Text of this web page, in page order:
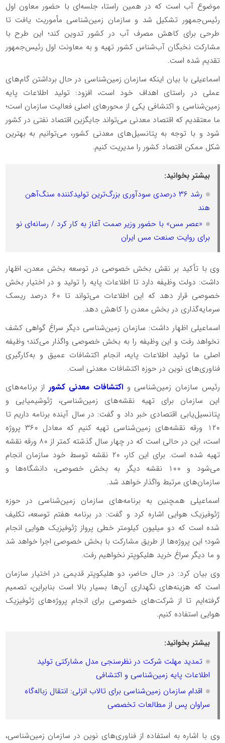
موضوع آب است که در همین راستا، جلسه‌ای با حضور معاون اول
رئیس‌جمهور تشکیل شد و سازمان زمین‌شناسی مأموریت یافت تا
طرحی برای کاهش مصرف آب در کشور تدوین کند؛ این طرح با
مشارکت نخبگان آب‌شناس کشور تهیه و به معاونت اول رئیس‌جمهور
تقدیم شده است.
اسماعیلی با بیان اینکه سازمان زمین‌شناسی در حال برداشتن گام‌های
عملی در راستای اهداف خود است، افزود: تولید اطلاعات پایه
زمین‌شناسی و اکتشافی یکی از محورهای اصلی فعالیت سازمان است؛
ما معتقدیم که اقتصاد معدنی می‌تواند جایگزین اقتصاد نفتی در کشور
شود و با توجه به پتانسیل‌های معدنی کشور، می‌توانیم به بهترین
شکل ممکن اقتصاد کشور را مدیریت کنیم.
بیشتر بخوانید:
رشد ۳۶ درصدی سودآوری بزرگ‌ترین تولیدکننده سنگ‌آهن
هند
«عصر مس» با حضور وزیر صمت آغاز به کار کرد / رسانه‌ای نو
برای روایت صنعت مس ایران
وی با تأکید بر نقش بخش خصوصی در توسعه بخش معدن، اظهار
داشت: دولت وظیفه دارد تا اطلاعات پایه را تولید و در اختیار بخش
خصوصی قرار دهد که این اطلاعات می‌تواند تا ۶۰ درصد ریسک
سرمایه‌گذاری در بخش معدن را کاهش دهد.
اسماعیلی اظهار داشت: سازمان زمین‌شناسی دیگر سراغ گواهی کشف
نخواهد رفت و این وظیفه را به بخش خصوصی واگذار می‌کند؛ وظیفه
اصلی ما تولید اطلاعات پایه، انجام اکتشافات عمیق و به‌کارگیری
فناوری‌های نوین در حوزه اکتشافات معدنی است.
رئیس سازمان زمین‌شناسی و اکتشافات معدنی کشور از برنامه‌های
این سازمان برای تهیه نقشه‌های زمین‌شناسی، ژئوشیمیایی و
پتانسیل‌یابی اقتصادی خبر داد و گفت: در سال آینده برنامه داریم تا
۱۲۰ ورقه نقشه‌های زمین‌شناسی تهیه کنیم که معادل ۳۶۰ پروژه
است، این در حالی است که در چهار سال گذشته کمتر از ۸۰ ورقه نقشه
تهیه شده است. برای این کار، ۲۰ نقشه توسط خود سازمان انجام
می‌شود و ۱۰۰ نقشه دیگر به بخش خصوصی، دانشگاه‌ها و
سازمان‌های مرتبط واگذار خواهد شد.
اسماعیلی همچنین به برنامه‌های سازمان زمین‌شناسی در حوزه
ژئوفیزیک هوایی اشاره کرد و گفت: در برنامه هفتم توسعه، تکلیف
شده است که دو میلیون کیلومتر خطی پرواز ژئوفیزیک هوایی انجام
شود؛ این پروژه‌ها از طریق مشارکت با بخش خصوصی اجرا خواهد شد
و ما دیگر سراغ خرید هلیکوپتر نخواهیم رفت.
وی بیان کرد: در حال حاضر، دو هلیکوپتر قدیمی در اختیار سازمان
است که هزینه‌های نگهداری آن‌ها بسیار بالا است بنابراین، تصمیم
گرفته‌ایم تا از شرکت‌های خصوصی برای انجام پروژه‌های ژئوفیزیک
هوایی استفاده کنیم.
بیشتر بخوانید:
تمدید مهلت شرکت در نظرسنجی مدل مشارکتی تولید
اطلاعات پایه زمین‌شناسی و اکتشافی
اقدام سازمان زمین‌شناسی برای تالاب انزلی: انتقال زباله‌گاه
سراوان پس از مطالعات تخصصی
وی با اشاره به استفاده از فناوری‌های نوین در سازمان زمین‌شناسی،